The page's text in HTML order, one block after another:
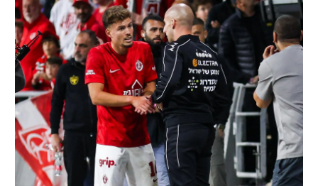
רשיון להקרנה פומבית לבית עסק
הצטרפות לחבילת הערוצים
לוח דרושים – ג'ובנט
תגיות
המגזין